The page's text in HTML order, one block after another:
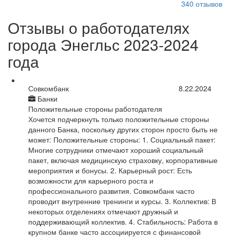
340 отзывов
Отзывы о работодателях
города Энегльс 2023-2024
года
Совкомбанк
Банки
8.22.2024
Положительные стороны работодателя
Хочется подчеркнуть только положительные стороны
данного Банка, поскольку других сторон просто быть не
может: Положительные стороны: 1. Социальный пакет:
Многие сотрудники отмечают хороший социальный
пакет, включая медицинскую страховку, корпоративные
мероприятия и бонусы. 2. Карьерный рост: Есть
возможности для карьерного роста и
профессионального развития. Совкомбанк часто
проводит внутренние тренинги и курсы. 3. Коллектив: В
некоторых отделениях отмечают дружный и
поддерживающий коллектив. 4. Стабильность: Работа в
крупном банке часто ассоциируется с финансовой